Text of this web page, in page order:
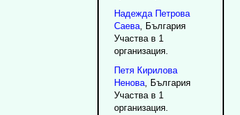
Надежда Петрова
Саева, България
Участва в 1
организация.
Петя Кирилова
Ненова, България
Участва в 1
организация.